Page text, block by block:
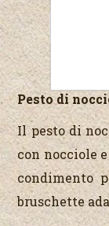
Pesto di
Il pesto di
con nocciole
condimento
bruschette